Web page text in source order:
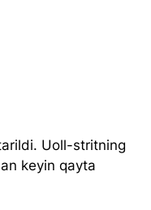
Uoll-stritning
keyin qayta